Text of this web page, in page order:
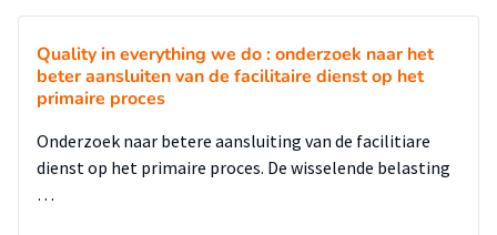
Quality in everything we do : onderzoek naar het
beter aansluiten van de facilitaire dienst op het
primaire proces
Onderzoek naar betere aansluiting van de facilitiare
dienst op het primaire proces. De wisselende belasting
…